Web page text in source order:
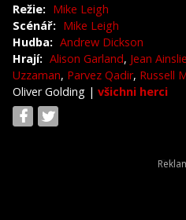
Režie: Mike Leigh
Scénář: Mike Leigh
Hudba: Andrew Dickson
Hrají: Alison Garland, Jean Ainslie
Uzzaman, Parvez Qadir, Russell
Oliver Golding | všichni herci